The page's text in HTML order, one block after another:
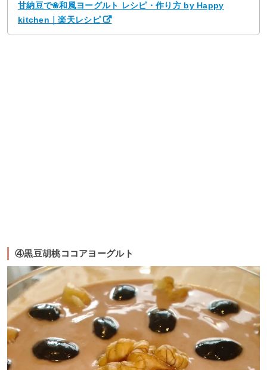
甘納豆で❀和風ヨーグルト レシピ・作り方 by Happy
kitchen｜楽天レシピ
④黒豆胡桃ココアヨーグルト